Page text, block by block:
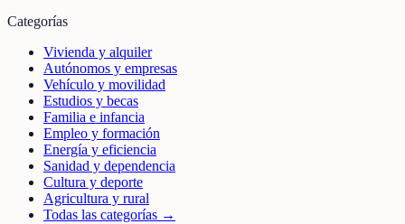
Categorías
Vivienda y alquiler
Autónomos y empresas
Vehículo y movilidad
Estudios y becas
Familia e infancia
Empleo y formación
Energía y eficiencia
Sanidad y dependencia
Cultura y deporte
Agricultura y rural
Todas las categorías →